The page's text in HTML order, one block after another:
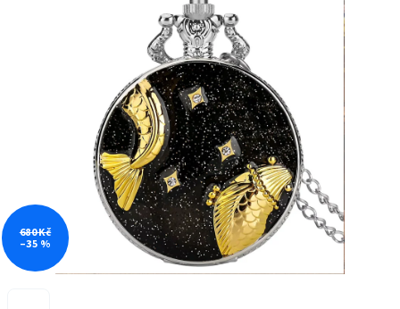
hvězdiček.
680 Kč
–35 %